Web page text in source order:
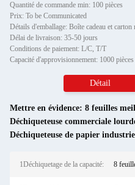
Quantité de commande min: 100 pièces
Prix: To be Communicated
Détails d'emballage: Boîte cadeau et carton
Délai de livraison: 35-50 jours
Conditions de paiement: L/C, T/T
Capacité d'approvisionnement: 1000
Détail
Mettre en évidence: 8 feuilles
Déchiqueteuse commerciale
Déchiqueteuse de papier
1Déchiquetage de la capacité: 8